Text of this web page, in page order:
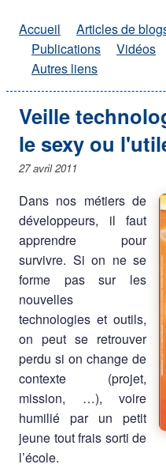
Accueil Articles de
Publications
Vidéos
Autres liens
Veille
le sexy ou
27 avril 2011
Dans nos métiers de
développeurs, il faut
apprendre pour
survivre. Si on ne se
forme pas sur les
nouvelles
technologies et outils,
on peut se retrouver
perdu si on change de
contexte (projet,
mission, …), voire
humilié par un petit
jeune tout frais sorti de
l’école.